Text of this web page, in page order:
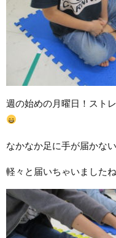
週の始めの月曜日！スト
なかなか足に手が届かな
軽々と届いちゃいました